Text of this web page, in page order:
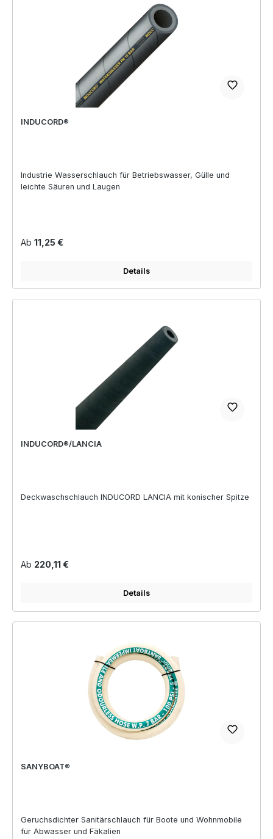
INDUCORD®
Industrie Wasserschlauch für Betriebswasser, Gülle und
leichte Säuren und Laugen
Regulärer Preis:
Ab 11,25 €
Details
INDUCORD®/LANCIA
Deckwaschschlauch INDUCORD LANCIA mit konischer Spitze
Regulärer Preis:
Ab 220,11 €
Details
SANYBOAT®
Geruchsdichter Sanitärschlauch für Boote und Wohnmobile
für Abwasser und Fäkalien